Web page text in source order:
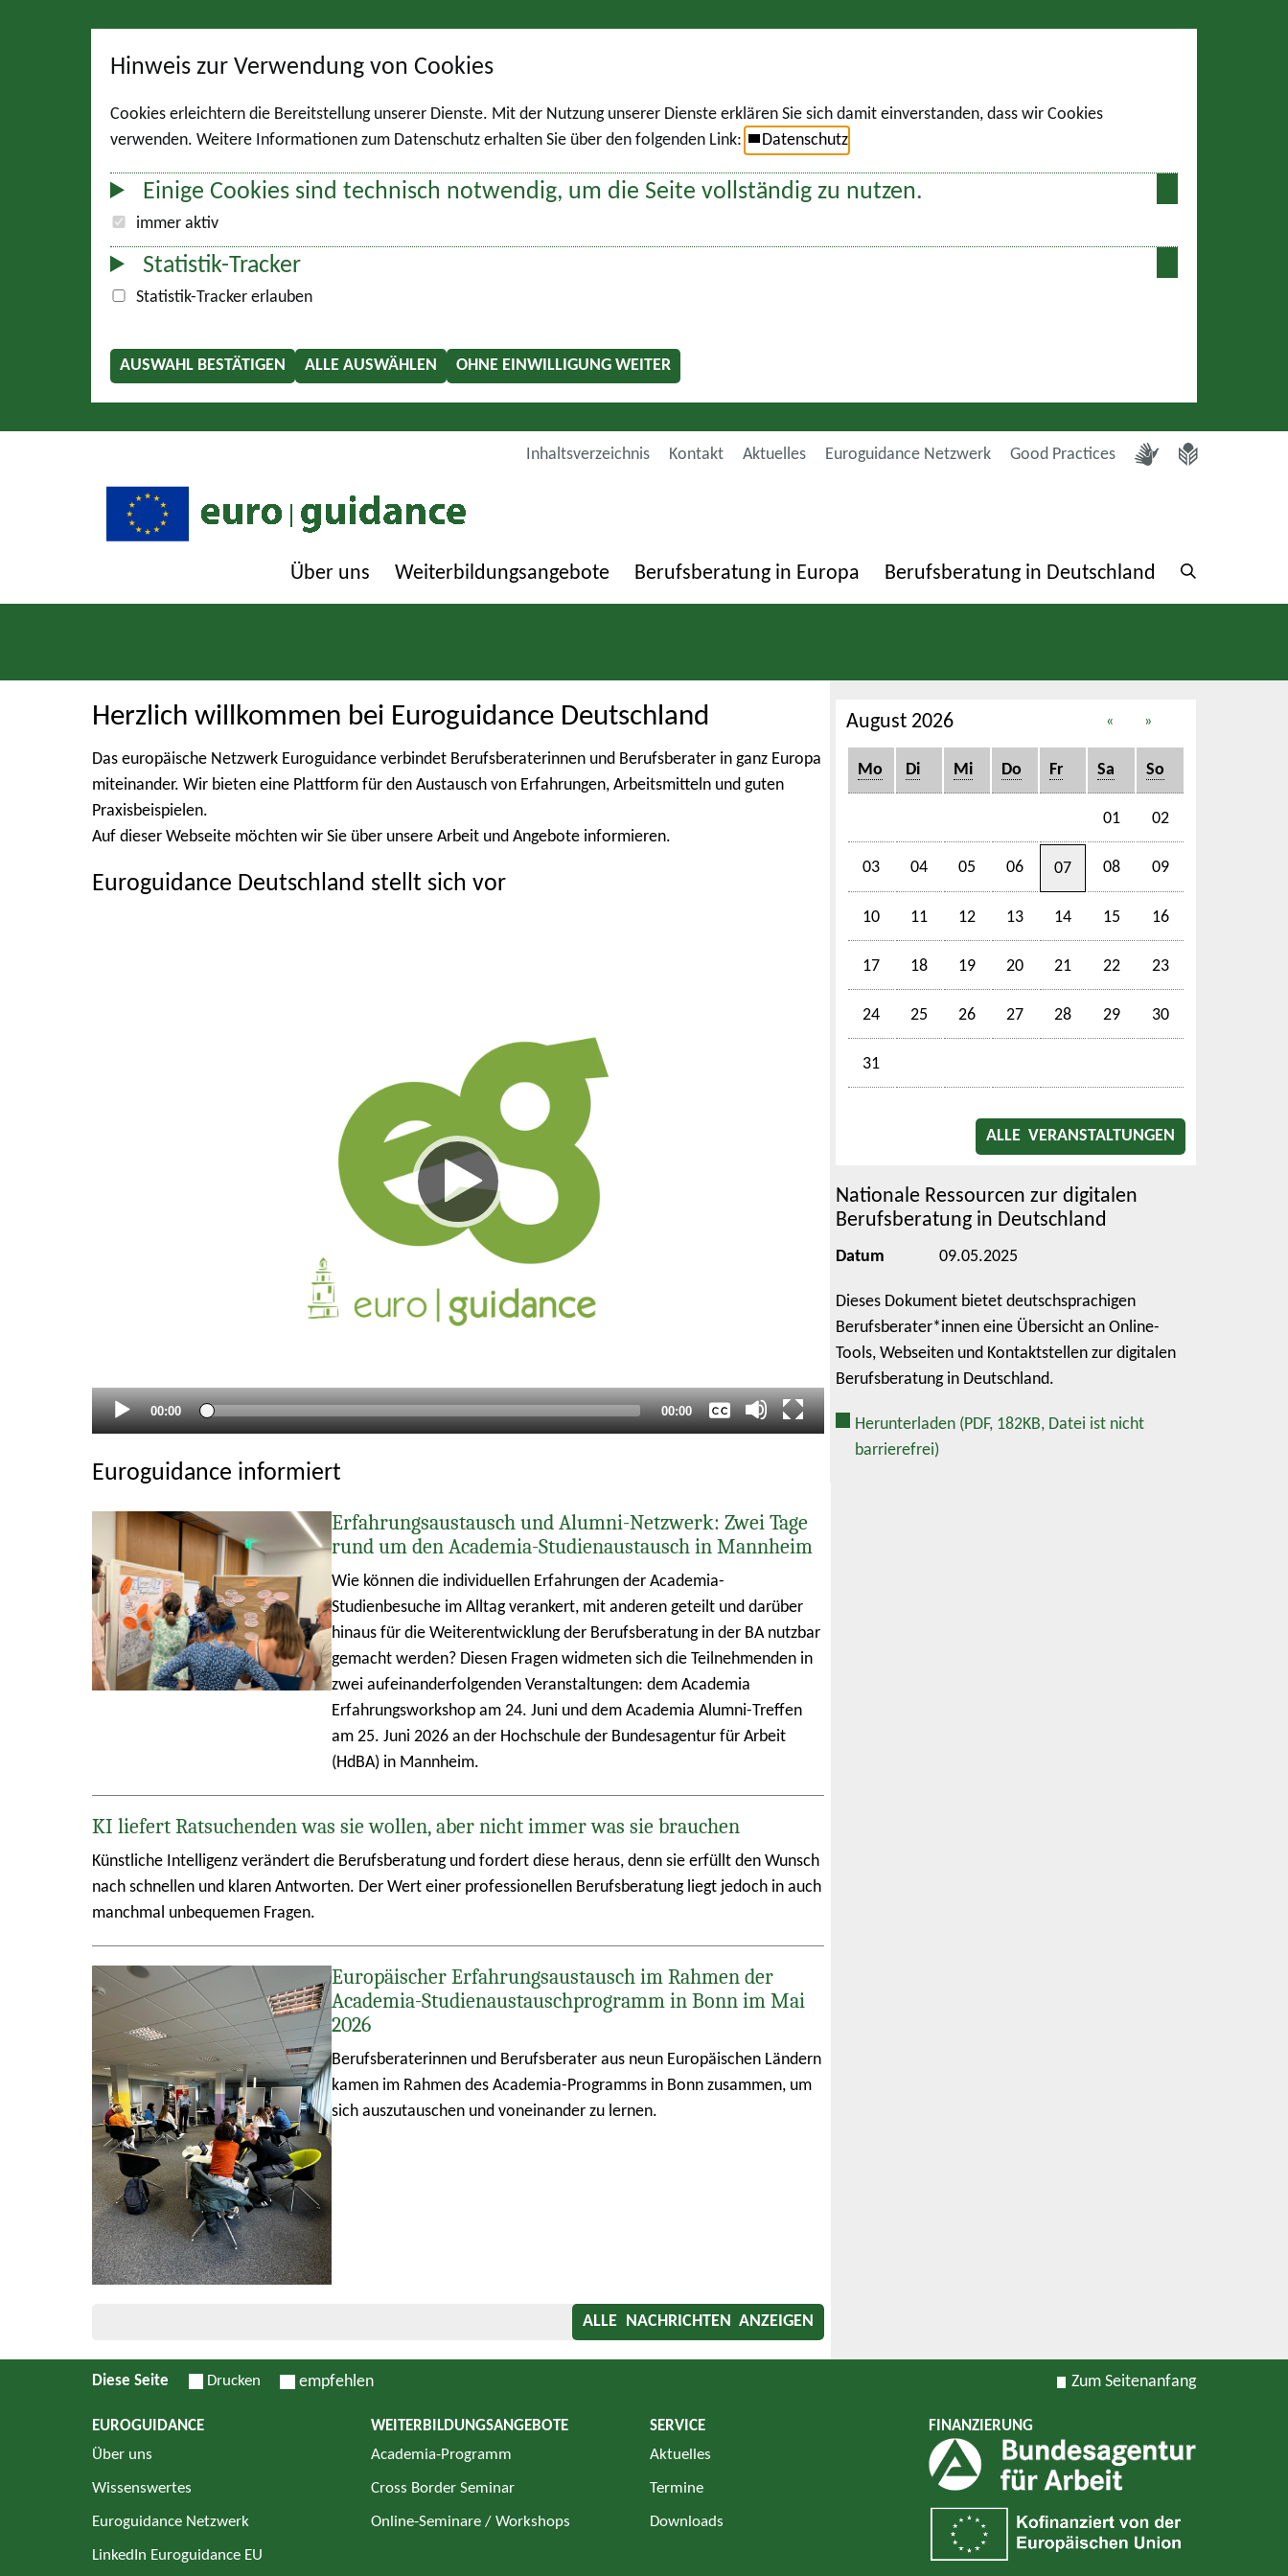
Hinweis zur Verwendung von Cookies
Cookies erleichtern die Bereitstellung unserer Dienste. Mit der Nutzung unserer Dienste erklären Sie sich damit einverstanden, dass wir Cookies
verwenden. Weitere Informationen zum Datenschutz erhalten Sie über den folgenden Link:
Datenschutz
Einige Cookies sind technisch notwendig, um die Seite vollständig zu nutzen.
immer aktiv
Statistik-Tracker
Statistik-Tracker erlauben
AUSWAHL BESTÄTIGEN ALLE AUSWÄHLEN OHNE EINWILLIGUNG WEITER
Inhaltsverzeichnis Kontakt Aktuelles Euroguidance Netzwerk Good Practices
Über uns Weiterbildungsangebote Berufsberatung in Europa Berufsberatung in Deutschland
Herzlich willkommen bei Euroguidance Deutschland
Das europäische Netzwerk Euroguidance verbindet Berufsberaterinnen und Berufsberater in ganz Europa
miteinander. Wir bieten eine Plattform für den Austausch von Erfahrungen, Arbeitsmitteln und guten
Praxisbeispielen.
Auf dieser Webseite möchten wir Sie über unsere Arbeit und Angebote informieren.
Euroguidance Deutschland stellt sich vor
Aktueller
Zeitpunkt
00:00 Gesamtlaufzeit
00:00
Euroguidance informiert
Erfahrungsaustausch und Alumni-Netzwerk: Zwei Tage
rund um den Academia-Studienaustausch in Mannheim
Wie können die individuellen Erfahrungen der Academia-
Studienbesuche im Alltag verankert, mit anderen geteilt und darüber
hinaus für die Weiterentwicklung der Berufsberatung in der BA nutzbar
gemacht werden? Diesen Fragen widmeten sich die Teilnehmenden in
zwei aufeinanderfolgenden Veranstaltungen: dem Academia
Erfahrungsworkshop am 24. Juni und dem Academia Alumni-Treffen
am 25. Juni 2026 an der Hochschule der Bundesagentur für Arbeit
(HdBA) in Mannheim.
KI liefert Ratsuchenden was sie wollen, aber nicht immer was sie brauchen
Künstliche Intelligenz verändert die Berufsberatung und fordert diese heraus, denn sie erfüllt den Wunsch
nach schnellen und klaren Antworten. Der Wert einer professionellen Berufsberatung liegt jedoch in auch
manchmal unbequemen Fragen.
Europäischer Erfahrungsaustausch im Rahmen der
Academia-Studienaustauschprogramm in Bonn im Mai
2026
Berufsberaterinnen und Berufsberater aus neun Europäischen Ländern
kamen im Rahmen des Academia-Programms in Bonn zusammen, um
sich auszutauschen und voneinander zu lernen.
ALLE NACHRICHTEN ANZEIGEN
August 2026 « »
Mo Di Mi Do Fr Sa So
01 02
03 04 05 06 07 08 09
10 11 12 13 14 15 16
17 18 19 20 21 22 23
24 25 26 27 28 29 30
31
ALLE VERANSTALTUNGEN
Nationale Ressourcen zur digitalen
Berufsberatung in Deutschland
Datum 09.05.2025
Dieses Dokument bietet deutschsprachigen
Berufsberater*innen eine Übersicht an Online-
Tools, Webseiten und Kontaktstellen zur digitalen
Berufsberatung in Deutschland.
Herunterladen (PDF, 182KB, Datei ist nicht
barrierefrei)
Diese Seite Drucken empfehlen Zum Seitenanfang
EUROGUIDANCE
Über uns
Wissenswertes
Euroguidance Netzwerk
LinkedIn Euroguidance EU
WEITERBILDUNGSANGEBOTE
Academia-Programm
Cross Border Seminar
Online-Seminare / Workshops
SERVICE
Aktuelles
Termine
Downloads
FINANZIERUNG